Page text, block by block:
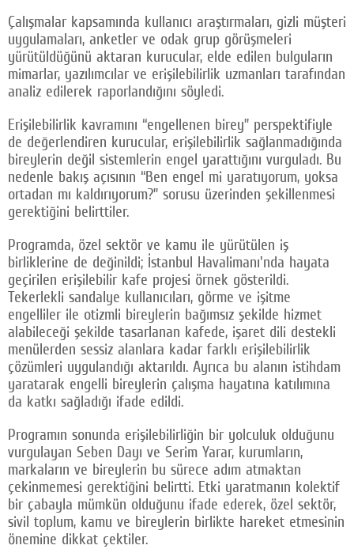
Çalışmalar kapsamında kullanıcı araştırmaları, gizli müşteri
uygulamaları, anketler ve odak grup görüşmeleri
yürütüldüğünü aktaran kurucular, elde edilen bulguların
mimarlar, yazılımcılar ve erişilebilirlik uzmanları tarafından
analiz edilerek raporlandığını söyledi.
Erişilebilirlik kavramını “engellenen birey” perspektifiyle
de değerlendiren kurucular, erişilebilirlik sağlanmadığında
bireylerin değil sistemlerin engel yarattığını vurguladı. Bu
nedenle bakış açısının “Ben engel mi yaratıyorum, yoksa
ortadan mı kaldırıyorum?” sorusu üzerinden şekillenmesi
gerektiğini belirttiler.
Programda, özel sektör ve kamu ile yürütülen iş
birliklerine de değinildi; İstanbul Havalimanı'nda hayata
geçirilen erişilebilir kafe projesi örnek gösterildi.
Tekerlekli sandalye kullanıcıları, görme ve işitme
engelliler ile otizmli bireylerin bağımsız şekilde hizmet
alabileceği şekilde tasarlanan kafede, işaret dili destekli
menülerden sessiz alanlara kadar farklı erişilebilirlik
çözümleri uygulandığı aktarıldı. Ayrıca bu alanın istihdam
yaratarak engelli bireylerin çalışma hayatına katılımına
da katkı sağladığı ifade edildi.
Programın sonunda erişilebilirliğin bir yolculuk olduğunu
vurgulayan Seben Dayı ve Serim Yarar, kurumların,
markaların ve bireylerin bu sürece adım atmaktan
çekinmemesi gerektiğini belirtti. Etki yaratmanın kolektif
bir çabayla mümkün olduğunu ifade ederek, özel sektör,
sivil toplum, kamu ve bireylerin birlikte hareket etmesinin
önemine dikkat çektiler.